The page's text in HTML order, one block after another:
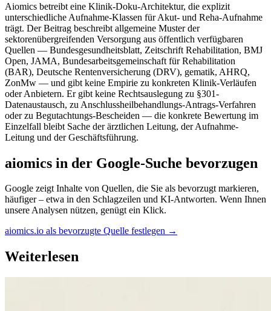
Aiomics betreibt eine Klinik-Doku-Architektur, die explizit
unterschiedliche Aufnahme-Klassen für Akut- und Reha-Aufnahme
trägt. Der Beitrag beschreibt allgemeine Muster der
sektorenübergreifenden Versorgung aus öffentlich verfügbaren
Quellen — Bundesgesundheitsblatt, Zeitschrift Rehabilitation, BMJ
Open, JAMA, Bundesarbeitsgemeinschaft für Rehabilitation
(BAR), Deutsche Rentenversicherung (DRV), gematik, AHRQ,
ZonMw — und gibt keine Empirie zu konkreten Klinik-Verläufen
oder Anbietern. Er gibt keine Rechtsauslegung zu §301-
Datenaustausch, zu Anschlussheilbehandlungs-Antrags-Verfahren
oder zu Begutachtungs-Bescheiden — die konkrete Bewertung im
Einzelfall bleibt Sache der ärztlichen Leitung, der Aufnahme-
Leitung und der Geschäftsführung.
aiomics in der Google-Suche bevorzugen
Google zeigt Inhalte von Quellen, die Sie als bevorzugt markieren,
häufiger – etwa in den Schlagzeilen und KI-Antworten. Wenn Ihnen
unsere Analysen nützen, genügt ein Klick.
aiomics.io als bevorzugte Quelle festlegen →
Weiterlesen